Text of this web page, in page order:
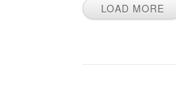
LOAD MORE